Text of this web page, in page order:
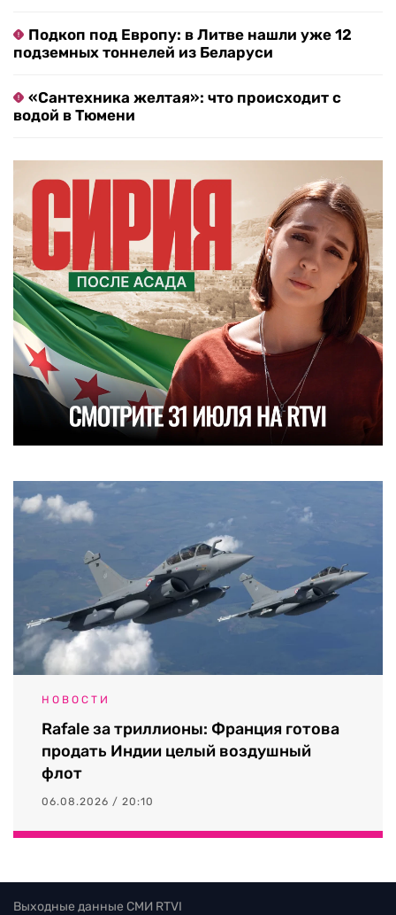
Подкоп под Европу: в Литве нашли уже 12
подземных тоннелей из Беларуси
«Сантехника желтая»: что происходит с
водой в Тюмени
НОВОСТИ
Rafale за триллионы: Франция готова
продать Индии целый воздушный
флот
06.08.2026 / 20:10
Выходные данные СМИ RTVI